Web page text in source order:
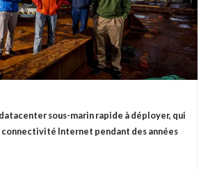
sous-marin rapide à déployer, qui
Internet pendant des années